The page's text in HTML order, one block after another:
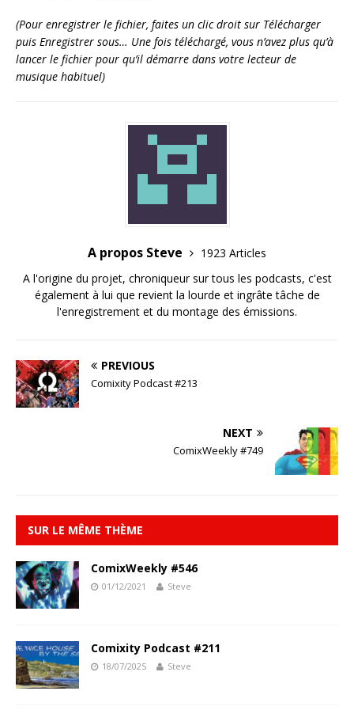
(Pour enregistrer le fichier, faites un clic droit sur Télécharger
puis Enregistrer sous… Une fois téléchargé, vous n’avez plus qu’à
lancer le fichier pour qu’il démarre dans votre lecteur de
musique habituel)
A propos Steve
1923 Articles
A l'origine du projet, chroniqueur sur tous les podcasts, c'est
également à lui que revient la lourde et ingrâte tâche de
l'enregistrement et du montage des émissions.
PREVIOUS
Comixity Podcast #213
NEXT
ComixWeekly #749
SUR LE MÊME THÈME
ComixWeekly #546
01/12/2021 Steve
Comixity Podcast #211
18/07/2025 Steve